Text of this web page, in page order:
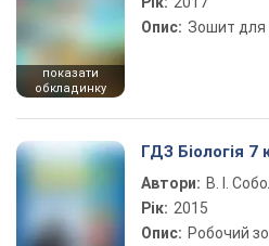
показати
обкладинку
Опис: Зошит для
ГДЗ Біологія 7
Автори: В. І.
Рік: 2015
Опис: Робочий